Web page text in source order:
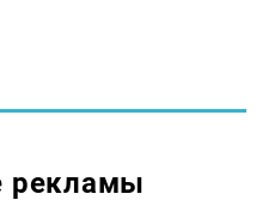
рекламы